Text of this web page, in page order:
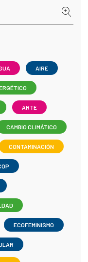
AIRE
ARTE
CAMBIO CLIMÁTICO
CONTAMINACIÓN
ECOFEMINISMO